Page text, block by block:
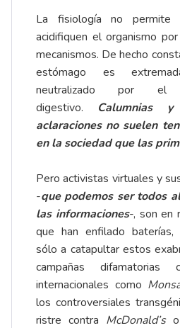
La fisiología no permite
acidifiquen el organismo
mecanismos. De hecho
estómago es
neutralizado por el
digestivo. Calumnias
aclaraciones no suelen
en la sociedad que las
Pero activistas virtuales y
-que podemos ser todos
las informaciones-, son en
que han enfilado baterías,
sólo a catapultar estos
campañas difamatorias
internacionales como
los controversiales
ristre contra McDonald’so